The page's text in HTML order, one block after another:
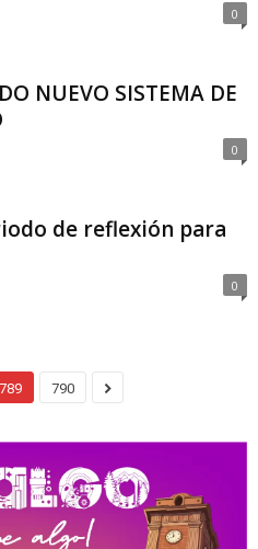
0
NUEVO SISTEMA DE
0
de reflexión para
0
789 790